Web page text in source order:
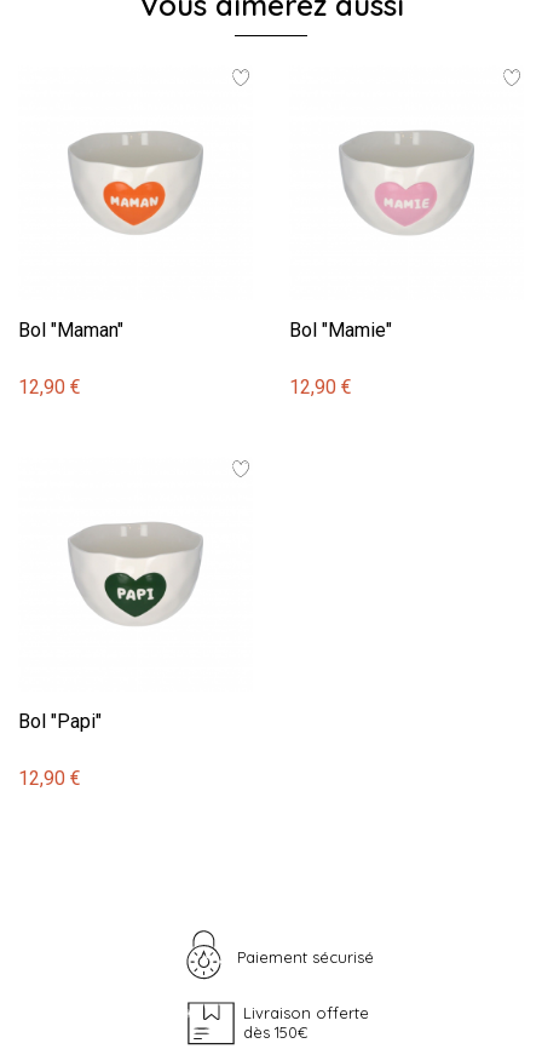
Bol "Maman"
12,90 €
Bol "Mamie"
12,90 €
Bol "Papi"
12,90 €
Paiement sécurisé
Livraison offerte
dès 150€